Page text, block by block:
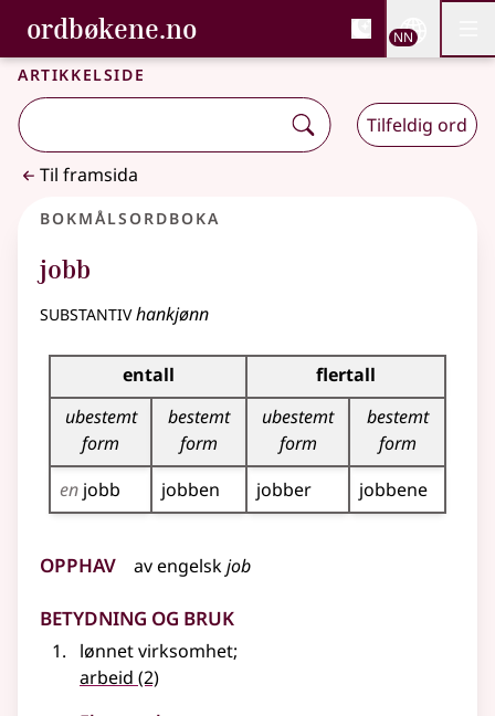
Gå til hovudinnhald
Tilgjenge
ordbøkene.no, Bokmålsordboka og
Bokmålsordboka og Nynorskordboka
NN
Artikkelside
Tilfeldig ord
Til framsida
Bokmålsordboka
jobb
substantivhankjønn
Bøyingstabell for dette substantivet
entall
flertall
ubestemt
form
bestemt
form
ubestemt
form
bestemt
form
en jobb jobben jobber jobbene
Opphav avengelskjob
Betydning og bruk
lønnet virksomhet;
arbeid (2)